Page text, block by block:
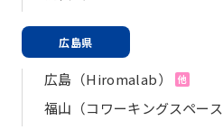
広島県
広島（Hiromalab） 他
福山（コワーキングスペー